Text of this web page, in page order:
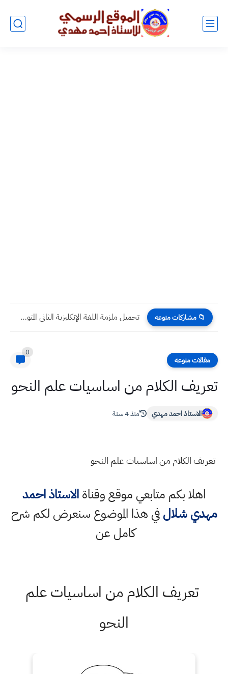
📁 مشاركات منوعه مواليد 2018 متى يدخلون المدرسة ؟
مقالات منوعه
0
تعريف الكلام من اساسيات علم النحو
الاستاذ احمد مهدي منذ 4 سنة
تعريف الكلام من اساسيات علم النحو
اهلا بكم متابعي موقع وقناةالاستاذ احمد
مهدي شلالفي هذا الموضوع سنعرض لكم شرح
كامل عن
تعريف الكلام من اساسيات علم
النحو